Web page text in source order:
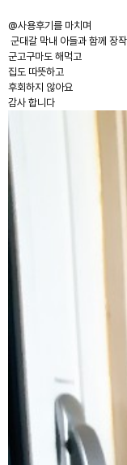
@사용후기를 마치며
군대갈 막내 아들과 함께 장
군고구마도 해먹고
집도 따뜻하고
후회하지 않아요
감사 합니다